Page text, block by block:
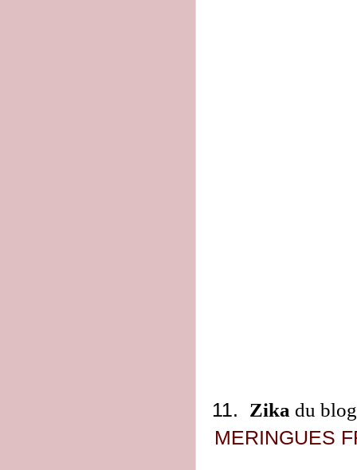
11. Zika du
MERINGUES